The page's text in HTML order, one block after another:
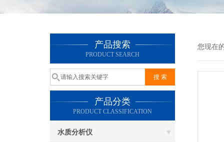
产品搜索
PRODUCT SEARCH
产品分类
PRODUCT CLASSIFICATION
水质分析仪
您现在